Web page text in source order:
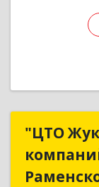
"ЦТО